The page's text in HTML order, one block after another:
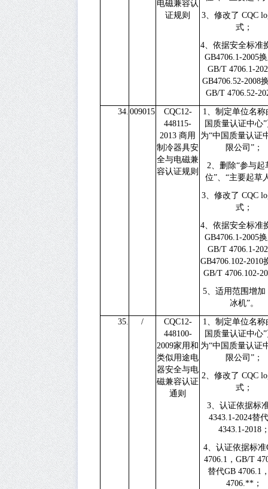
电磁兼容认
证规则
3 、修改了 CQC
式；
4、依据安全标准
GB4706.1-2005
GB/T 4706.1-
GB4706.52-2008
GB/T 4706.52-
34. 009015
CQC12-
448115-
2013 商用
制冷器具安
全与电磁兼
容认证规则
1 、制定单位名称
国质量认证中心
为“中国质量认证
限公司”；
2 、删除“参与起
位”、“主要起草
3 、修改了 CQC
式；
4、依据安全标准
GB4706.1-2005
GB/T 4706.1-
GB4706.102-2010
GB/T 4706.102-
5、适用范围增加
冰机”。
35. /
CQC12-
448100-
2009家用和
类似用途电
器安全与电
磁兼容认证
通则
1 、制定单位名称
国质量认证中心
为“中国质量认证
限公司”；
2 、修改了 CQC
式；
3 、认证依据标
4343.1-2024替代
4343.1-2018
4、认证依据标准
4706.1 ， GB/T
替代GB 4706.1
4706.** ；